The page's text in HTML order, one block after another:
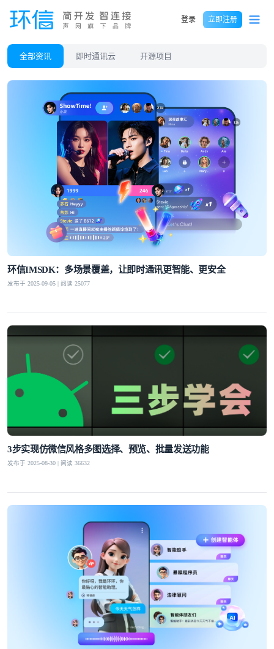
登录 立即注册
全部资讯 即时通讯云 开源项目
环信IMSDK：多场景覆盖，让即时通讯更智能、更安全
发布于 2025-09-05 | 阅读 25077
3步实现仿微信风格多图选择、预览、批量发送功能
发布于 2025-08-30 | 阅读 36632